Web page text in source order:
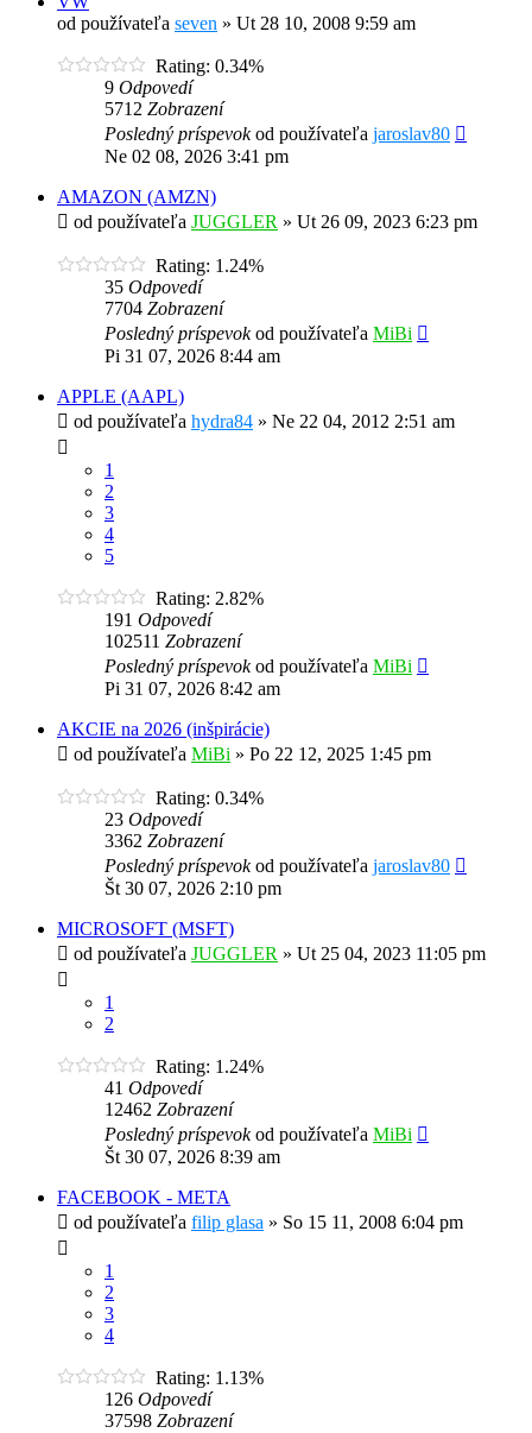
od používateľa seven » Ut 28 10, 2008 9:59 am
Rating: 0.34%
9 Odpovedí
5712 Zobrazení
Posledný príspevokod používateľa jaroslav80
Ne 02 08, 2026 3:41 pm
AMAZON (AMZN)
od používateľa JUGGLER » Ut 26 09, 2023 6:23 pm
Rating: 1.24%
35 Odpovedí
7704 Zobrazení
Posledný príspevokod používateľa MiBi
Pi 31 07, 2026 8:44 am
APPLE (AAPL)
od používateľa hydra84 » Ne 22 04, 2012 2:51 am
1
2
3
4
5
Rating: 2.82%
191 Odpovedí
102511 Zobrazení
Posledný príspevokod používateľa MiBi
Pi 31 07, 2026 8:42 am
AKCIE na 2026 (inšpirácie)
od používateľa MiBi » Po 22 12, 2025 1:45 pm
Rating: 0.34%
23 Odpovedí
3362 Zobrazení
Posledný príspevokod používateľa jaroslav80
Št 30 07, 2026 2:10 pm
MICROSOFT (MSFT)
od používateľa JUGGLER » Ut 25 04, 2023 11:05 pm
1
2
Rating: 1.24%
41 Odpovedí
12462 Zobrazení
Posledný príspevokod používateľa MiBi
Št 30 07, 2026 8:39 am
FACEBOOK - META
od používateľa filip glasa » So 15 11, 2008 6:04 pm
1
2
3
4
Rating: 1.13%
126 Odpovedí
37598 Zobrazení